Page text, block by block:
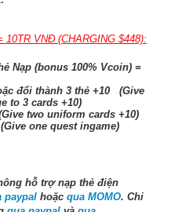
VNĐ (CHARGING $448):
Nạp (bonus 100% Vcoin) =
đổi thành 3 thẻ +10 (Give
to 3 cards +10)
two uniform cards +10)
one quest ingame)
hỗ trợ nạp thẻ điện
paypal hoặc qua MOMO. Chi